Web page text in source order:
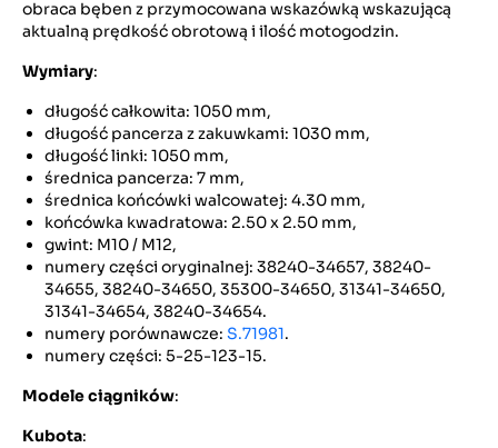
obraca bęben z przymocowana wskazówką wskazującą
aktualną prędkość obrotową i ilość motogodzin.
Wymiary:
długość całkowita: 1050 mm,
długość pancerza z zakuwkami: 1030 mm,
długość linki: 1050 mm,
średnica pancerza: 7 mm,
średnica końcówki walcowatej: 4.30 mm,
końcówka kwadratowa: 2.50 x 2.50 mm,
gwint: M10 / M12,
numery części oryginalnej: 38240-34657, 38240-
34655, 38240-34650, 35300-34650, 31341-34650,
31341-34654, 38240-34654.
numery porównawcze: S.71981.
numery części: 5-25-123-15.
Modele ciągników:
Kubota: